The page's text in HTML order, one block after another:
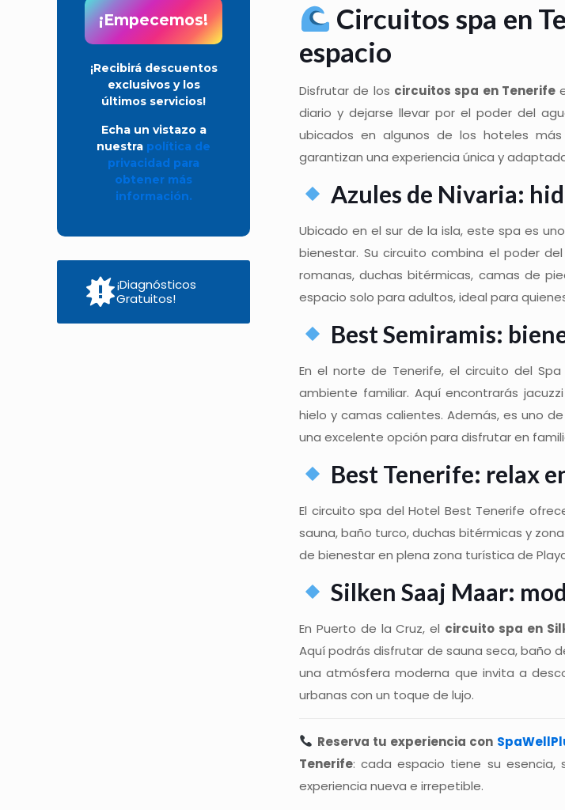
Circuitos spa en
espacio
Disfrutar de los circuitos spa en Tenerife
diario y dejarse llevar por el poder del
ubicados en algunos de los hoteles
garantizan una experiencia única y
Azules de Nivaria:
Ubicado en el sur de la isla, este spa es
bienestar. Su circuito combina el poder
romanas, duchas bitérmicas, camas de
espacio solo para adultos, ideal para
Best Semiramis:
En el norte de Tenerife, el circuito del
ambiente familiar. Aquí encontrarás
hielo y camas calientes. Además, es uno
una excelente opción para disfrutar en
Best Tenerife: relax
El circuito spa del Hotel Best Tenerife
sauna, baño turco, duchas bitérmicas y
de bienestar en plena zona turística de
Silken Saaj Maar:
En Puerto de la Cruz, el circuito spa en
Aquí podrás disfrutar de sauna seca, baño
una atmósfera moderna que invita a
urbanas con un toque de lujo.
Reserva tu experiencia con
Tenerife: cada espacio tiene su esencia,
experiencia nueva e irrepetible.
¡Recibirá descuentos
exclusivos y los
últimos servicios!
Echa un vistazo a
nuestra política de
privacidad para
obtener más
información.
¡Diagnósticos
Gratuitos!